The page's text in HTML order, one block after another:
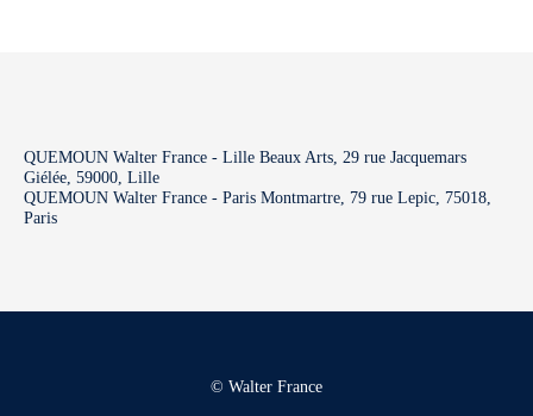
QUEMOUN Walter France - Lille Beaux Arts, 29 rue Jacquemars
Giélée, 59000, Lille
QUEMOUN Walter France - Paris Montmartre, 79 rue Lepic, 75018,
Paris
© Walter France